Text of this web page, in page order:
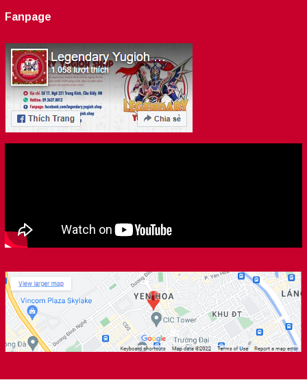
Fanpage